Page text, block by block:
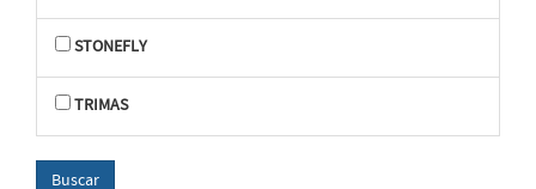
STONEFLY
TRIMAS